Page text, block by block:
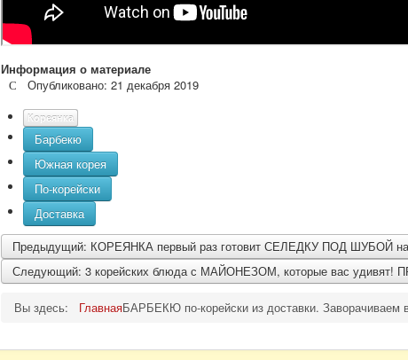
Информация о материале
Опубликовано: 21 декабря 2019
Кореянка
Барбекю
Южная корея
По-корейски
Доставка
Предыдущий: КОРЕЯНКА первый раз готовит СЕЛЕДКУ ПОД ШУБОЙ на
Следующий: 3 корейских блюда с МАЙОНЕЗОМ, которые вас удивят!
Вы здесь: ГлавнаяБАРБЕКЮ по-корейски из доставки. Заворачиваем